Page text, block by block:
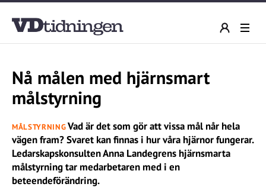
Nå målen med hjärnsmart
målstyrning
MÅLSTYRNINGVad är det som gör att vissa mål når hela
vägen fram? Svaret kan finnas i hur våra hjärnor fungerar.
Ledarskapskonsulten Anna Landegrens hjärnsmarta
målstyrning tar medarbetaren med i en
beteendeförändring.